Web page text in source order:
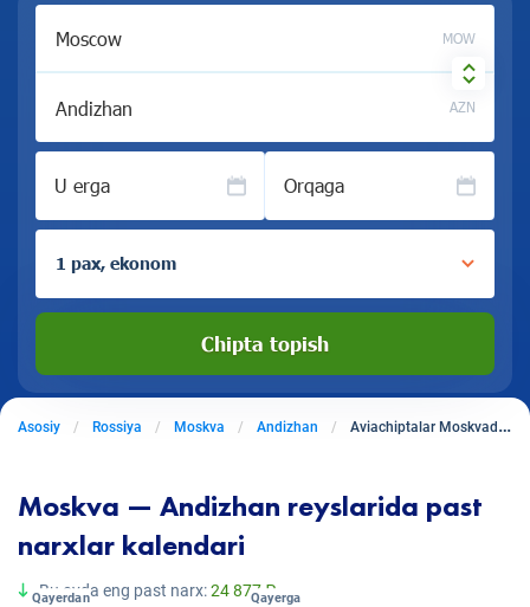
MOW
AZN
U erga Orqaga
1 pax, ekonom
Chipta topish
Asosiy Rossiya Moskva Andizhan Aviachiptalar Moskvadan Andizhanga
Moskva — Andizhan reyslarida past
narxlar kalendari
Bu oyda eng past narx:24 877 ₽
Qayerdan Qayerga